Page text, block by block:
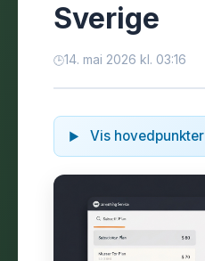
Sverige
14. mai 2026 kl. 03:16
Vis hovedpunkter